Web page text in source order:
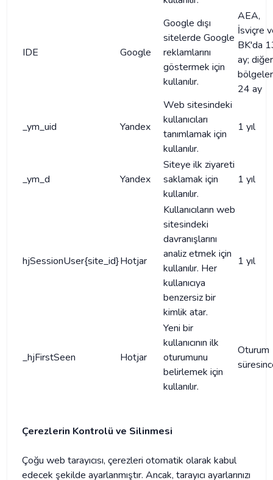
IDE Google
Google dışı
sitelerde Google
reklamlarını
göstermek için
kullanılır.
AEA,
İsviçre
BK'da
ay; diğer
24 ay
_ym_uid Yandex
Web sitesindeki
kullanıcıları
tanımlamak için
kullanılır.
1 yıl
_ym_d Yandex
Siteye ilk ziyareti
saklamak için
kullanılır.
1 yıl
hjSessionUser{site_id}Hotjar
Kullanıcıların web
sitesindeki
davranışlarını
analiz etmek için
kullanılır. Her
kullanıcıya
benzersiz bir
kimlik atar.
1 yıl
_hjFirstSeen Hotjar
Yeni bir
kullanıcının ilk
oturumunu
belirlemek için
kullanılır.
Oturum
Çerezlerin Kontrolü ve Silinmesi
Çoğu web tarayıcısı, çerezleri otomatik olarak kabul
edecek şekilde ayarlanmıştır. Ancak, tarayıcı ayarlarınızı